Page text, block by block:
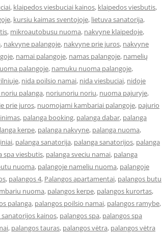
, klaipedos viesbuciai kainos, klaipedos viesbutis,
, kursiu kaimas sventojoje, lietuva sanatorija,
, mikroautobusu nuoma, nakvyne klaipedoje,
, nakvyne palangoje, nakvyne prie juros, nakvyne
, namai palangoje, namas palangoje, namelių
palangoje, namuku nuoma palangoje,
, nida poilsio namai, nida viesbuciai, nidoje
palanga, noriunoriu noriu, nuoma pajuryje,
prie juros, nuomojami kambariai palangoje, pajurio
, palanga booking, palanga dabar, palanga
kerpe, palanga nakvyne, palanga nuoma,
, palanga sanatorija, palanga sanatorijos, palanga
spa viesbutis, palanga sveciu namai, palanga
nuoma, palangoje nameliu nuoma, palangoje
, palangos 4, Palangos apartamentai, palangos butu
nuoma, palangos kerpe, palangos kurortas,
palanga, palangos poilsio namai, palangos ramybe,
sanatorijos kainos, palangos spa, palangos spa
, palangos tauras, palangos vėtra, palangos vėtra